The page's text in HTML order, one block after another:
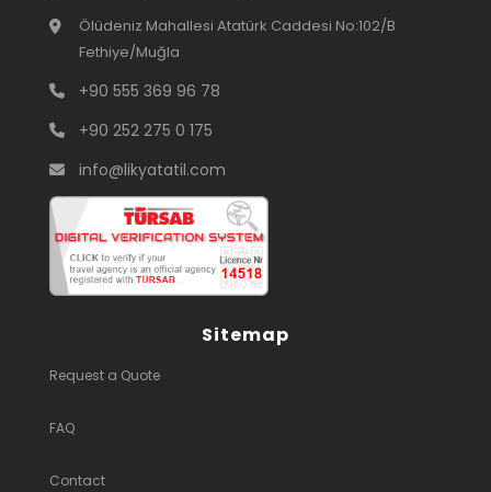
Ölüdeniz Mahallesi Atatürk Caddesi No:102/B
Fethiye/Muğla
+90 555 369 96 78
+90 252 275 0 175
info@likyatatil.com
Sitemap
Request a Quote
FAQ
Contact